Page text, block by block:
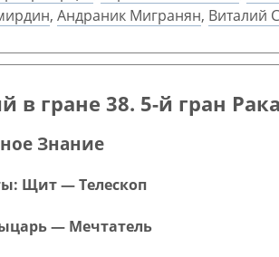
, Андраник Мигранян, Виталий
в гране 38. 5-й гран Рака
Знание
Щит — Телескоп
— Мечтатель